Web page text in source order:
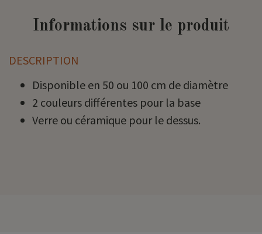
Informations sur le produit
DESCRIPTION
Disponible en 50 ou 100 cm de diamètre
2 couleurs différentes pour la base
Verre ou céramique pour le dessus.